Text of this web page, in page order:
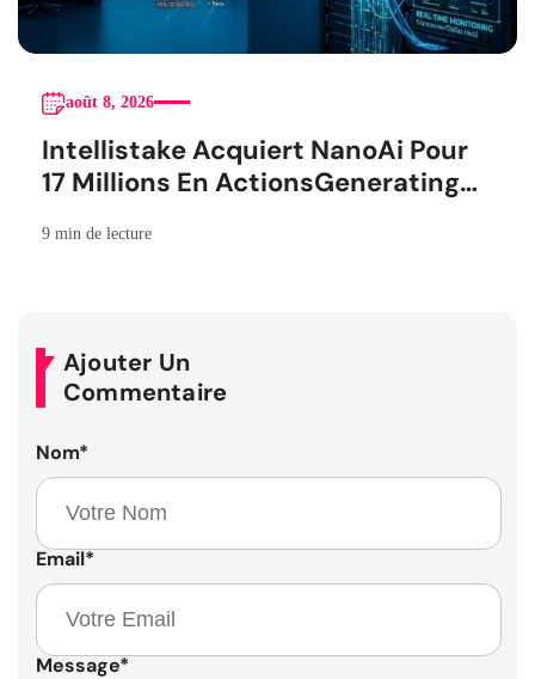
août 8, 2026
Intellistake Acquiert NanoAi Pour
17 Millions En ActionsGenerating
9 min de lecture
Ajouter Un
Commentaire
Nom*
Email*
Message*